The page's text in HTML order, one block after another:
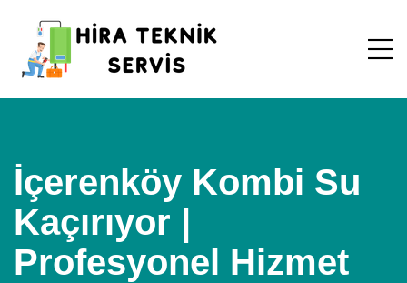
İçerenköy Kombi Su
Kaçırıyor |
Profesyonel Hizmet